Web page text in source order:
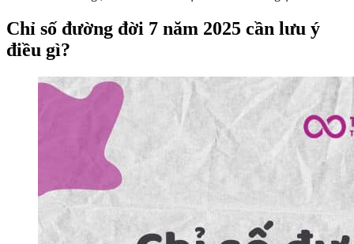
Chỉ số đường đời 7 năm 2025 cần lưu ý
điều gì?